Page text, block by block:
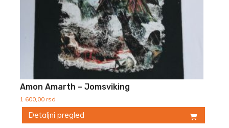
Amon Amarth – Jomsviking
1 600,00 rsd
Detaljni pregled